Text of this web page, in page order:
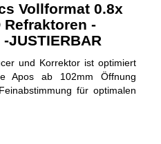
Vollformat 0.8x
Refraktoren -
JUSTIERBAR
und Korrektor ist optimiert
Apos ab 102mm Öffnung
für optimalen